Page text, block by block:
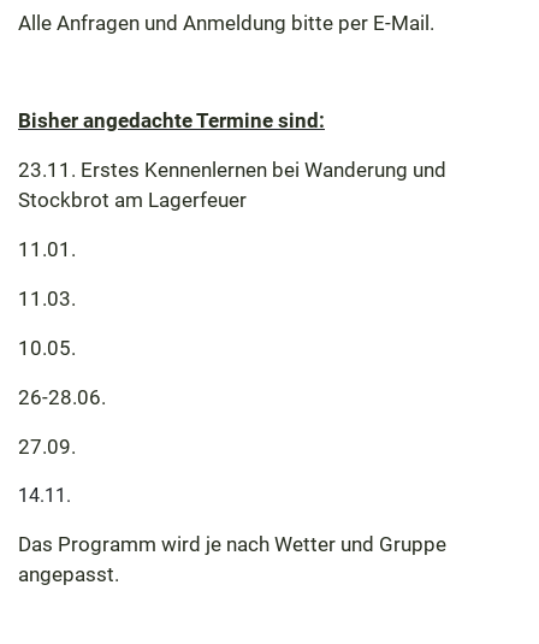
Alle Anfragen und Anmeldung bitte per E-Mail.
Bisher angedachte Termine sind:
23.11. Erstes Kennenlernen bei Wanderung und
Stockbrot am Lagerfeuer
11.01.
11.03.
10.05.
26-28.06.
27.09.
14.11.
Das Programm wird je nach Wetter und Gruppe
angepasst.